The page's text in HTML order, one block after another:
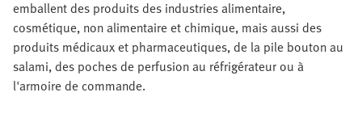
emballent des produits des industries alimentaire,
cosmétique, non alimentaire et chimique, mais aussi des
produits médicaux et pharmaceutiques, de la pile bouton au
salami, des poches de perfusion au réfrigérateur ou à
l'armoire de commande.